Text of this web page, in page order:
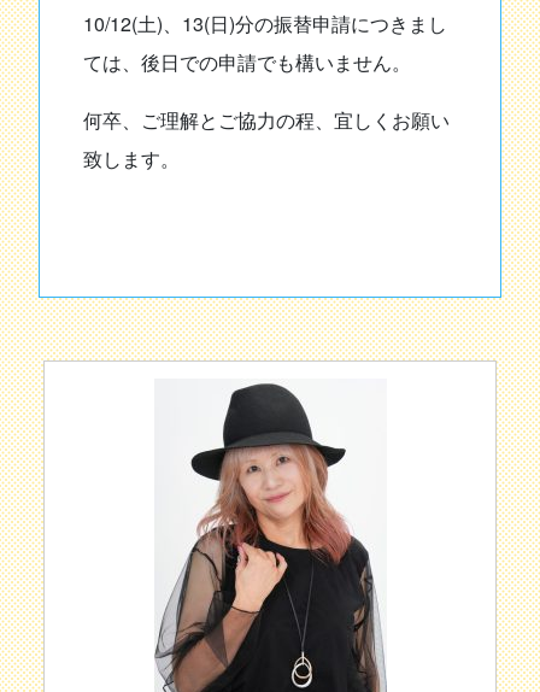
10/12(土)、13(日)分の振替申請につきまし
ては、後日での申請でも構いません。
何卒、ご理解とご協力の程、宜しくお願い
致します。